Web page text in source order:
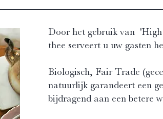
Door het gebruik van 'High
thee serveert u uw gasten
Biologisch, Fair Trade
natuurlijk garandeert een
bijdragend aan een betere